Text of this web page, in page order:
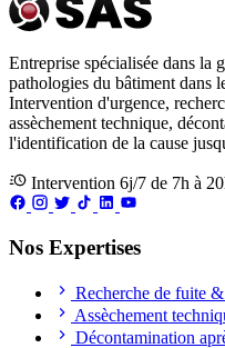
Entreprise spécialisée dans la
pathologies du bâtiment dans
Intervention d'urgence,
assèchement technique,
l'identification de la cause
Intervention 6j/7 de 7h à
Nos Expertises
Recherche de fuite
Assèchement
Décontamination